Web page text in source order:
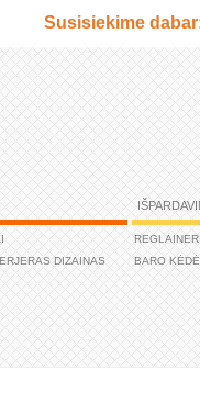
Susisiekime
DIZAINAS
BARO